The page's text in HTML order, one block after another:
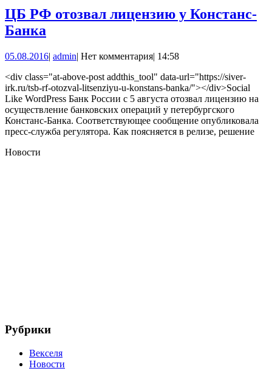
ЦБ РФ отозвал лицензию у Констанс-
Банка
отозвал
лицензию
у
Констанс-
Банка
05.08.201605.08.2016
| adminadmin
| Нет комментария| 14:58
<div class="at-above-post addthis_tool" data-url="https://siver-
irk.ru/tsb-rf-otozval-litsenziyu-u-konstans-banka/"></div>Social
Like WordPress Банк России с 5 августа отозвал лицензию на
осуществление банковских операций у петербургского
Констанс-Банка. Соответствующее сообщение опубликовала
пресс-служба регулятора. Как поясняется в релизе, решение
Новости
Рубрики
Векселя
Новости